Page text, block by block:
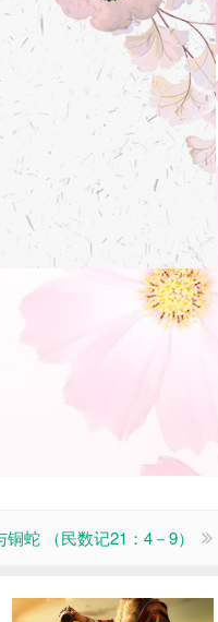
蛇 （民数记21：4－9）